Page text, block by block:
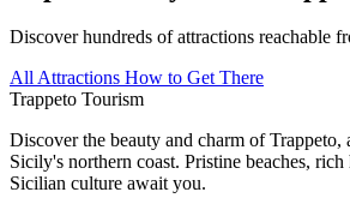
Discover hundreds of attractions reachable
All Attractions How to Get There
Trappeto Tourism
Discover the beauty and charm of Trappeto,
Sicily's northern coast. Pristine beaches,
Sicilian culture await you.